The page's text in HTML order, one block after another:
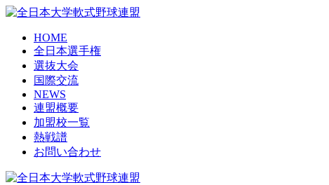
HOME
全日本選手権
選抜大会
国際交流
NEWS
連盟概要
加盟校一覧
熱戦譜
お問い合わせ